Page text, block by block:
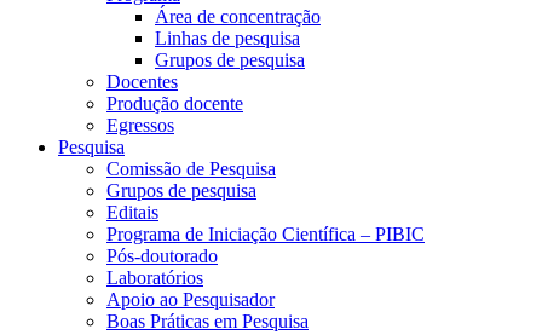
Área de concentração
Linhas de pesquisa
Grupos de pesquisa
Docentes
Produção docente
Egressos
Pesquisa
Comissão de Pesquisa
Grupos de pesquisa
Editais
Programa de Iniciação Científica – PIBIC
Pós-doutorado
Laboratórios
Apoio ao Pesquisador
Boas Práticas em Pesquisa